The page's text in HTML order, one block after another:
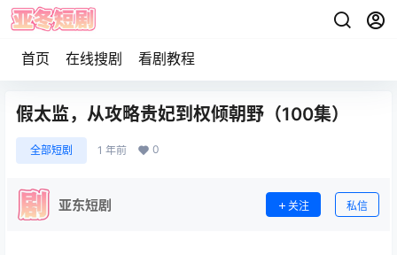
首页 在线搜剧 看剧教程
假太监，从攻略贵妃到权倾朝野（100集）
全部短剧 1 年前 0
亚东短剧 关注 私信